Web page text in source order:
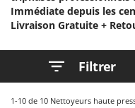
Aspirateurs à
Atomiseurs
Atomiseurs pour
AL-KO
Alpina
Ama
Immédiate depuis les
Livraison Gratuite +
Filtrer
1-10 de 10 Nettoyeurs haute